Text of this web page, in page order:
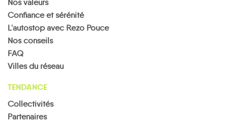
Nos valeurs
Confiance et sérénité
L'autostop avec Rezo Pouce
Nos conseils
FAQ
Villes du réseau
TENDANCE
Collectivités
Partenaires